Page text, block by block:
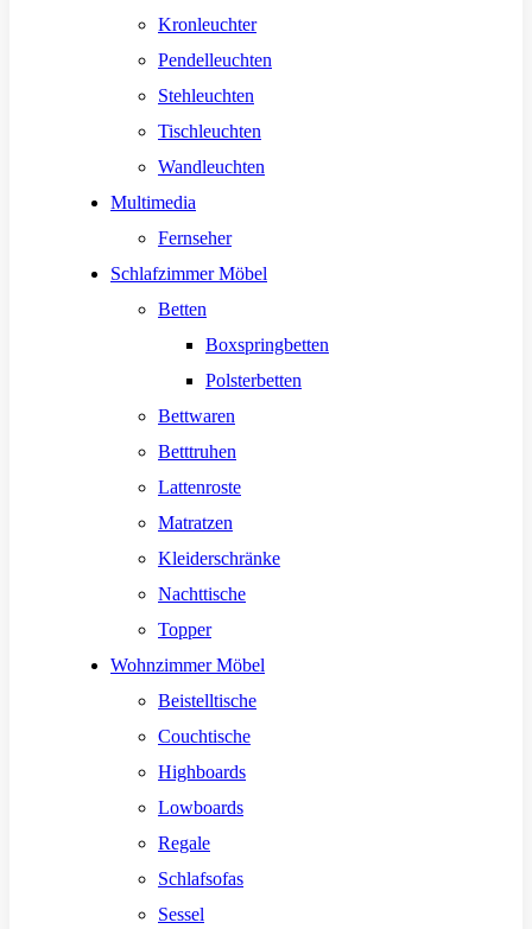
Kronleuchter
Pendelleuchten
Stehleuchten
Tischleuchten
Wandleuchten
Multimedia
Fernseher
Schlafzimmer Möbel
Betten
Boxspringbetten
Polsterbetten
Bettwaren
Betttruhen
Lattenroste
Matratzen
Kleiderschränke
Nachttische
Topper
Wohnzimmer Möbel
Beistelltische
Couchtische
Highboards
Lowboards
Regale
Schlafsofas
Sessel